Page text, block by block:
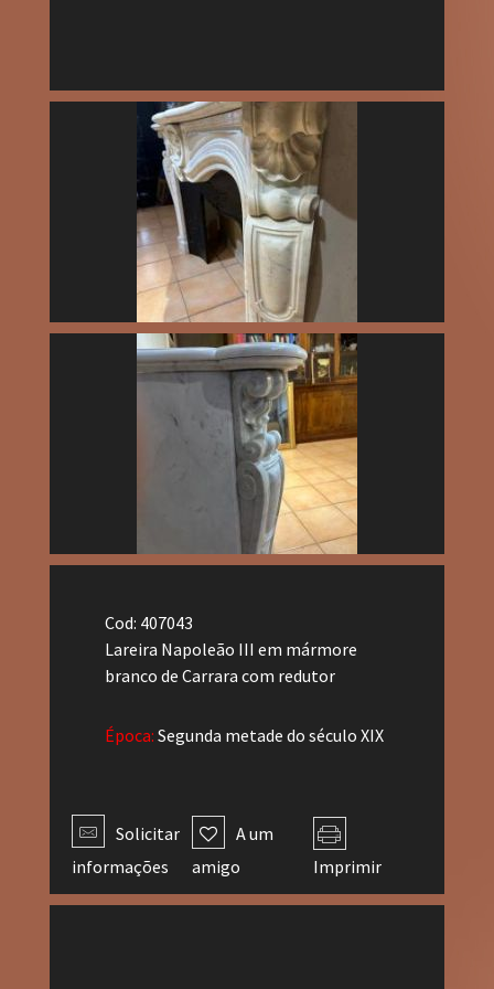
Cod: 407043
Lareira Napoleão III em mármore
branco de Carrara com redutor
Época: Segunda metade do século XIX
Solicitar
informações
A um
amigo
Imprimir